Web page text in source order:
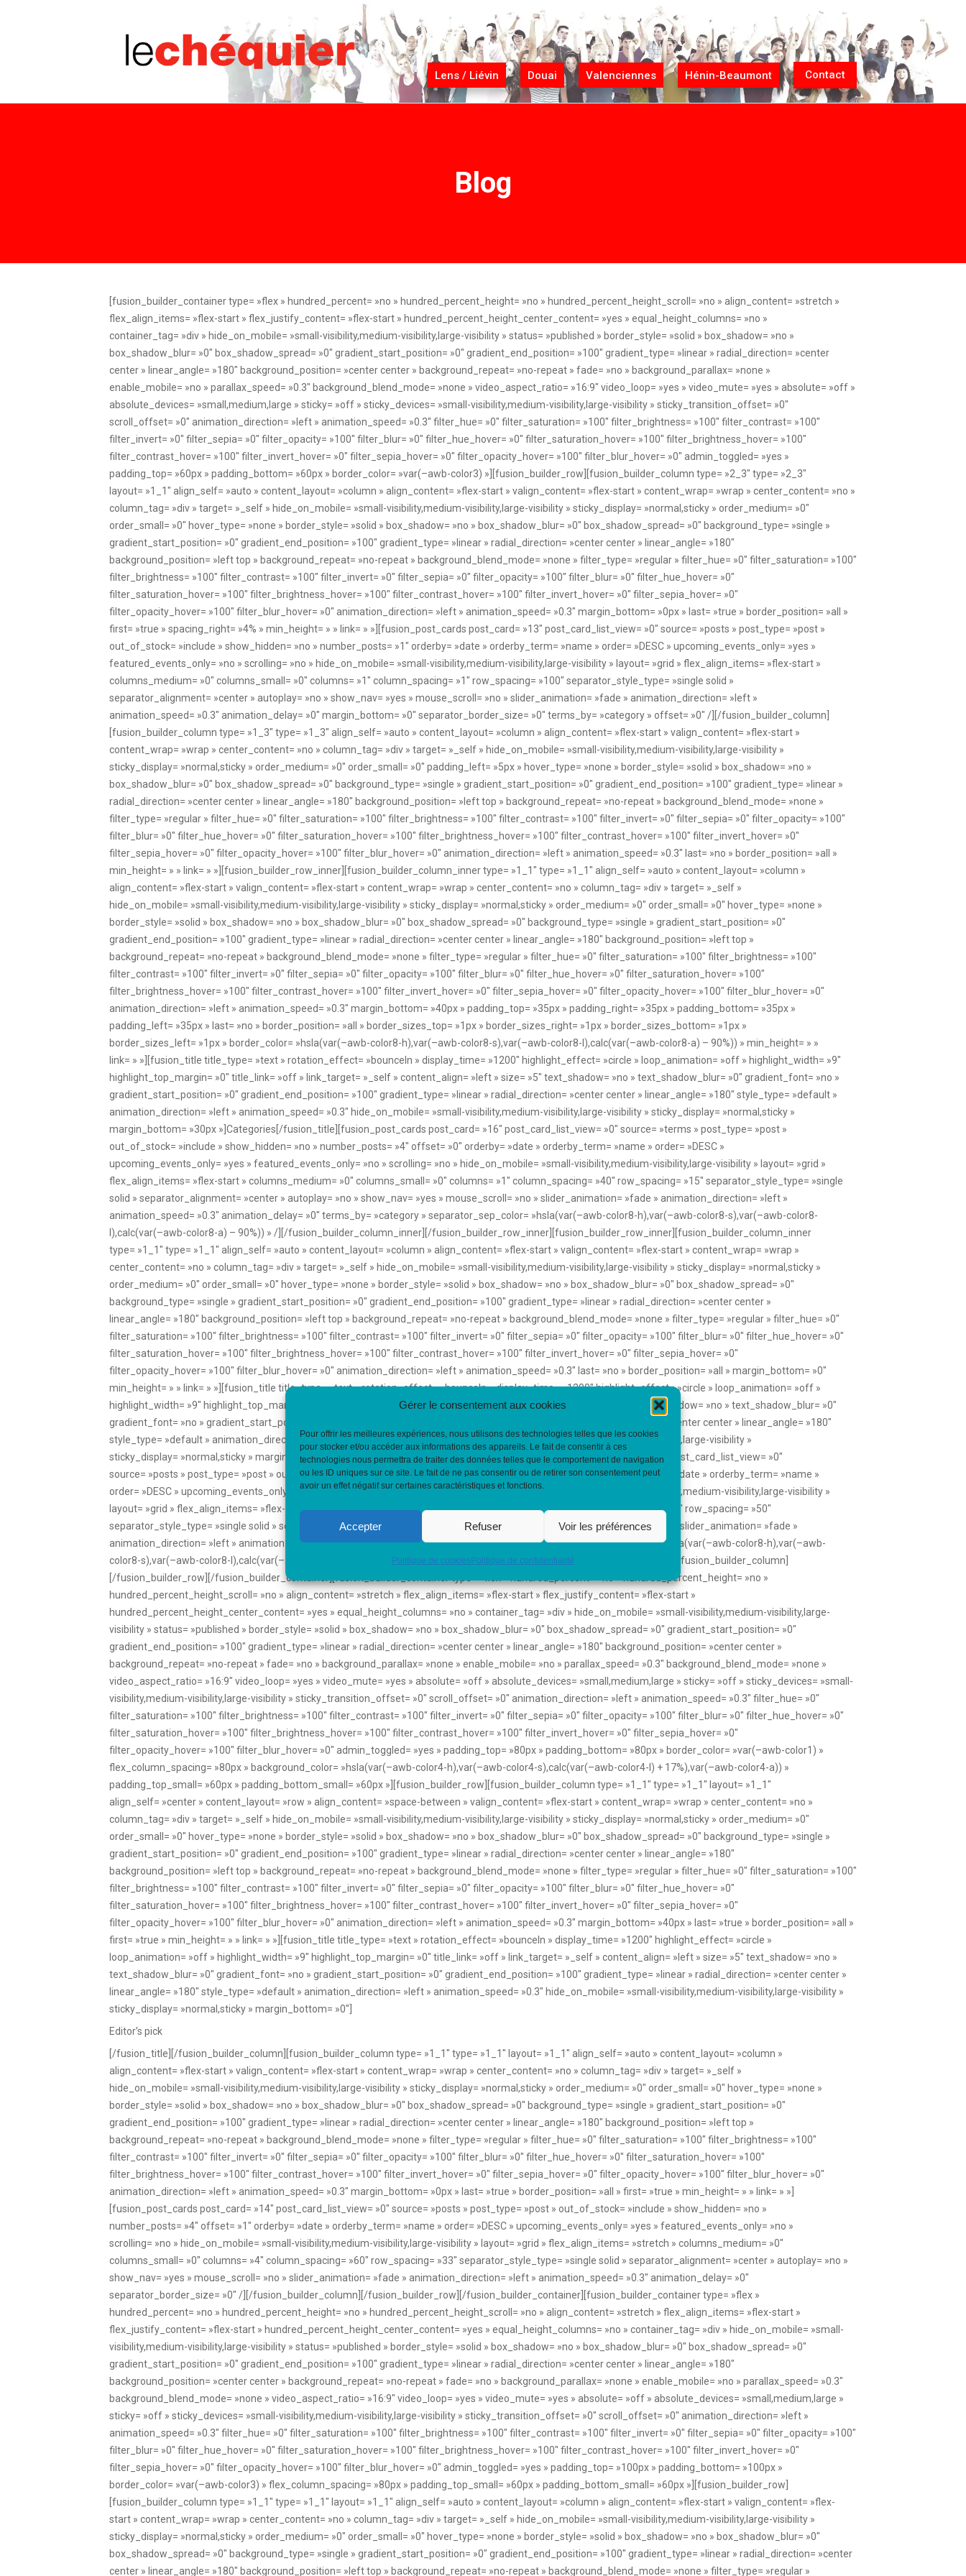
Gérer le consentement aux cookies
Pour offrir les meilleures expériences, nous utilisons des technologies telles que les cookies
pour stocker et/ou accéder aux informations des appareils. Le fait de consentir à ces
technologies nous permettra de traiter des données telles que le comportement de navigation
ou les ID uniques sur ce site. Le fait de ne pas consentir ou de retirer son consentement peut
avoir un effet négatif sur certaines caractéristiques et fonctions.
Accepter Refuser Voir les préférences
Politique de cookies Politique de confidentialité
Lens / Liévin Douai Valenciennes Hénin-Beaumont Contact
Blog
[fusion_builder_container type= »flex » hundred_percent= »no » hundred_percent_height= »no » hundred_percent_height_scroll= »no » align_content= »stretch » flex_align_items= »flex-start » flex_justify_content= »flex-start » hundred_percent_height_center_content= »yes » equal_height_columns= »no » container_tag= »div » hide_on_mobile= »small-visibility,medium-visibility,large-visibility » status= »published » border_style= »solid » box_shadow= »no » box_shadow_blur= »0″ box_shadow_spread= »0″ gradient_start_position= »0″ gradient_end_position= »100″ gradient_type= »linear » radial_direction= »center center » linear_angle= »180″ background_position= »center center » background_repeat= »no-repeat » fade= »no » background_parallax= »none » enable_mobile= »no » parallax_speed= »0.3″ background_blend_mode= »none » video_aspect_ratio= »16:9″ video_loop= »yes » video_mute= »yes » absolute= »off » absolute_devices= »small,medium,large » sticky= »off » sticky_devices= »small-visibility,medium-visibility,large-visibility » sticky_transition_offset= »0″ scroll_offset= »0″ animation_direction= »left » animation_speed= »0.3″ filter_hue= »0″ filter_saturation= »100″ filter_brightness= »100″ filter_contrast= »100″ filter_invert= »0″ filter_sepia= »0″ filter_opacity= »100″ filter_blur= »0″ filter_hue_hover= »0″ filter_saturation_hover= »100″ filter_brightness_hover= »100″ filter_contrast_hover= »100″ filter_invert_hover= »0″ filter_sepia_hover= »0″ filter_opacity_hover= »100″ filter_blur_hover= »0″ admin_toggled= »yes » padding_top= »60px » padding_bottom= »60px » border_color= »var(–awb-color3) »][fusion_builder_row][fusion_builder_column type= »2_3″ type= »2_3″ layout= »1_1″ align_self= »auto » content_layout= »column » align_content= »flex-start » valign_content= »flex-start » content_wrap= »wrap » center_content= »no » column_tag= »div » target= »_self » hide_on_mobile= »small-visibility,medium-visibility,large-visibility » sticky_display= »normal,sticky » order_medium= »0″ order_small= »0″ hover_type= »none » border_style= »solid » box_shadow= »no » box_shadow_blur= »0″ box_shadow_spread= »0″ background_type= »single » gradient_start_position= »0″ gradient_end_position= »100″ gradient_type= »linear » radial_direction= »center center » linear_angle= »180″ background_position= »left top » background_repeat= »no-repeat » background_blend_mode= »none » filter_type= »regular » filter_hue= »0″ filter_saturation= »100″ filter_brightness= »100″ filter_contrast= »100″ filter_invert= »0″ filter_sepia= »0″ filter_opacity= »100″ filter_blur= »0″ filter_hue_hover= »0″ filter_saturation_hover= »100″ filter_brightness_hover= »100″ filter_contrast_hover= »100″ filter_invert_hover= »0″ filter_sepia_hover= »0″ filter_opacity_hover= »100″ filter_blur_hover= »0″ animation_direction= »left » animation_speed= »0.3″ margin_bottom= »0px » last= »true » border_position= »all » first= »true » spacing_right= »4% » min_height= » » link= » »][fusion_post_cards post_card= »13″ post_card_list_view= »0″ source= »posts » post_type= »post » out_of_stock= »include » show_hidden= »no » number_posts= »1″ orderby= »date » orderby_term= »name » order= »DESC » upcoming_events_only= »yes » featured_events_only= »no » scrolling= »no » hide_on_mobile= »small-visibility,medium-visibility,large-visibility » layout= »grid » flex_align_items= »flex-start » columns_medium= »0″ columns_small= »0″ columns= »1″ column_spacing= »1″ row_spacing= »100″ separator_style_type= »single solid » separator_alignment= »center » autoplay= »no » show_nav= »yes » mouse_scroll= »no » slider_animation= »fade » animation_direction= »left » animation_speed= »0.3″ animation_delay= »0″ margin_bottom= »0″ separator_border_size= »0″ terms_by= »category » offset= »0″ /][/fusion_builder_column][fusion_builder_column type= »1_3″ type= »1_3″ align_self= »auto » content_layout= »column » align_content= »flex-start » valign_content= »flex-start » content_wrap= »wrap » center_content= »no » column_tag= »div » target= »_self » hide_on_mobile= »small-visibility,medium-visibility,large-visibility » sticky_display= »normal,sticky » order_medium= »0″ order_small= »0″ padding_left= »5px » hover_type= »none » border_style= »solid » box_shadow= »no » box_shadow_blur= »0″ box_shadow_spread= »0″ background_type= »single » gradient_start_position= »0″ gradient_end_position= »100″ gradient_type= »linear » radial_direction= »center center » linear_angle= »180″ background_position= »left top » background_repeat= »no-repeat » background_blend_mode= »none » filter_type= »regular » filter_hue= »0″ filter_saturation= »100″ filter_brightness= »100″ filter_contrast= »100″ filter_invert= »0″ filter_sepia= »0″ filter_opacity= »100″ filter_blur= »0″ filter_hue_hover= »0″ filter_saturation_hover= »100″ filter_brightness_hover= »100″ filter_contrast_hover= »100″ filter_invert_hover= »0″ filter_sepia_hover= »0″ filter_opacity_hover= »100″ filter_blur_hover= »0″ animation_direction= »left » animation_speed= »0.3″ last= »no » border_position= »all » min_height= » » link= » »][fusion_builder_row_inner][fusion_builder_column_inner type= »1_1″ type= »1_1″ align_self= »auto » content_layout= »column » align_content= »flex-start » valign_content= »flex-start » content_wrap= »wrap » center_content= »no » column_tag= »div » target= »_self » hide_on_mobile= »small-visibility,medium-visibility,large-visibility » sticky_display= »normal,sticky » order_medium= »0″ order_small= »0″ hover_type= »none » border_style= »solid » box_shadow= »no » box_shadow_blur= »0″ box_shadow_spread= »0″ background_type= »single » gradient_start_position= »0″ gradient_end_position= »100″ gradient_type= »linear » radial_direction= »center center » linear_angle= »180″ background_position= »left top » background_repeat= »no-repeat » background_blend_mode= »none » filter_type= »regular » filter_hue= »0″ filter_saturation= »100″ filter_brightness= »100″ filter_contrast= »100″ filter_invert= »0″ filter_sepia= »0″ filter_opacity= »100″ filter_blur= »0″ filter_hue_hover= »0″ filter_saturation_hover= »100″ filter_brightness_hover= »100″ filter_contrast_hover= »100″ filter_invert_hover= »0″ filter_sepia_hover= »0″ filter_opacity_hover= »100″ filter_blur_hover= »0″ animation_direction= »left » animation_speed= »0.3″ margin_bottom= »40px » padding_top= »35px » padding_right= »35px » padding_bottom= »35px » padding_left= »35px » last= »no » border_position= »all » border_sizes_top= »1px » border_sizes_right= »1px » border_sizes_bottom= »1px » border_sizes_left= »1px » border_color= »hsla(var(–awb-color8-h),var(–awb-color8-s),var(–awb-color8-l),calc(var(–awb-color8-a) – 90%)) » min_height= » » link= » »][fusion_title title_type= »text » rotation_effect= »bounceIn » display_time= »1200″ highlight_effect= »circle » loop_animation= »off » highlight_width= »9″ highlight_top_margin= »0″ title_link= »off » link_target= »_self » content_align= »left » size= »5″ text_shadow= »no » text_shadow_blur= »0″ gradient_font= »no » gradient_start_position= »0″ gradient_end_position= »100″ gradient_type= »linear » radial_direction= »center center » linear_angle= »180″ style_type= »default » animation_direction= »left » animation_speed= »0.3″ hide_on_mobile= »small-visibility,medium-visibility,large-visibility » sticky_display= »normal,sticky » margin_bottom= »30px »]Categories[/fusion_title][fusion_post_cards post_card= »16″ post_card_list_view= »0″ source= »terms » post_type= »post » out_of_stock= »include » show_hidden= »no » number_posts= »4″ offset= »0″ orderby= »date » orderby_term= »name » order= »DESC » upcoming_events_only= »yes » featured_events_only= »no » scrolling= »no » hide_on_mobile= »small-visibility,medium-visibility,large-visibility » layout= »grid » flex_align_items= »flex-start » columns_medium= »0″ columns_small= »0″ columns= »1″ column_spacing= »40″ row_spacing= »15″ separator_style_type= »single solid » separator_alignment= »center » autoplay= »no » show_nav= »yes » mouse_scroll= »no » slider_animation= »fade » animation_direction= »left » animation_speed= »0.3″ animation_delay= »0″ terms_by= »category » separator_sep_color= »hsla(var(–awb-color8-h),var(–awb-color8-s),var(–awb-color8-l),calc(var(–awb-color8-a) – 90%)) » /][/fusion_builder_column_inner][/fusion_builder_row_inner][fusion_builder_row_inner][fusion_builder_column_inner type= »1_1″ type= »1_1″ align_self= »auto » content_layout= »column » align_content= »flex-start » valign_content= »flex-start » content_wrap= »wrap » center_content= »no » column_tag= »div » target= »_self » hide_on_mobile= »small-visibility,medium-visibility,large-visibility » sticky_display= »normal,sticky » order_medium= »0″ order_small= »0″ hover_type= »none » border_style= »solid » box_shadow= »no » box_shadow_blur= »0″ box_shadow_spread= »0″ background_type= »single » gradient_start_position= »0″ gradient_end_position= »100″ gradient_type= »linear » radial_direction= »center center » linear_angle= »180″ background_position= »left top » background_repeat= »no-repeat » background_blend_mode= »none » filter_type= »regular » filter_hue= »0″ filter_saturation= »100″ filter_brightness= »100″ filter_contrast= »100″ filter_invert= »0″ filter_sepia= »0″ filter_opacity= »100″ filter_blur= »0″ filter_hue_hover= »0″ filter_saturation_hover= »100″ filter_brightness_hover= »100″ filter_contrast_hover= »100″ filter_invert_hover= »0″ filter_sepia_hover= »0″ filter_opacity_hover= »100″ filter_blur_hover= »0″ animation_direction= »left » animation_speed= »0.3″ last= »no » border_position= »all » margin_bottom= »0″ min_height= » » link= » »][fusion_title title_type= »text » rotation_effect= »bounceIn » display_time= »1200″ highlight_effect= »circle » loop_animation= »off » highlight_width= »9″ highlight_top_margin= »0″ title_link= »off » link_target= »_self » content_align= »left » size= »5″ text_shadow= »no » text_shadow_blur= »0″ gradient_font= »no » gradient_start_position= »0″ gradient_end_position= »100″ gradient_type= »linear » radial_directio
Editor’s pick
[/fusion_title][/fusion_builder_column][fusion_builder_column type= »1_1″ type= »1_1″ layout= »1_1″ align_self= »auto » content_layout= »column »
align_content= »flex-start » valign_content= »flex-start » content_wrap= »wrap » center_content= »no » column_tag= »div » target= »_self »
hide_on_mobile= »small-visibility,medium-visibility,large-visibility » sticky_display= »normal,sticky » order_medium= »0″ order_small= »0″ hover_type= »none »
border_style= »solid » box_shadow= »no » box_shadow_blur= »0″ box_shadow_spread= »0″ background_type= »single » gradient_start_position= »0″
gradient_end_position= »100″ gradient_type= »linear » radial_direction= »center center » linear_angle= »180″ background_position= »left top »
background_repeat= »no-repeat » background_blend_mode= »none » filter_type= »regular » filter_hue= »0″ filter_saturation= »100″ filter_brightness= »100″
filter_contrast= »100″ filter_invert= »0″ filter_sepia= »0″ filter_opacity= »100″ filter_blur= »0″ filter_hue_hover= »0″ filter_saturation_hover= »100″
filter_brightness_hover= »100″ filter_contrast_hover= »100″ filter_invert_hover= »0″ filter_sepia_hover= »0″ filter_opacity_hover= »100″ filter_blur_hover= »0″
animation_direction= »left » animation_speed= »0.3″ margin_bottom= »0px » last= »true » border_position= »all » first= »true » min_height= » » link= » »]
[fusion_post_cards post_card= »14″ post_card_list_view= »0″ source= »posts » post_type= »post » out_of_stock= »include » show_hidden= »no »
number_posts= »4″ offset= »1″ orderby= »date » orderby_term= »name » order= »DESC » upcoming_events_only= »yes » featured_events_only= »no »
scrolling= »no » hide_on_mobile= »small-visibility,medium-visibility,large-visibility » layout= »grid » flex_align_items= »stretch » columns_medium= »0″
columns_small= »0″ columns= »4″ column_spacing= »60″ row_spacing= »33″ separator_style_type= »single solid » separator_alignment= »center » autoplay= »no »
show_nav= »yes » mouse_scroll= »no » slider_animation= »fade » animation_direction= »left » animation_speed= »0.3″ animation_delay= »0″
separator_border_size= »0″ /][/fusion_builder_column][/fusion_builder_row][/fusion_builder_container][fusion_builder_container type= »flex »
hundred_percent= »no » hundred_percent_height= »no » hundred_percent_height_scroll= »no » align_content= »stretch » flex_align_items= »flex-start »
flex_justify_content= »flex-start » hundred_percent_height_center_content= »yes » equal_height_columns= »no » container_tag= »div » hide_on_mobile= »small-
visibility,medium-visibility,large-visibility » status= »published » border_style= »solid » box_shadow= »no » box_shadow_blur= »0″ box_shadow_spread= »0″
gradient_start_position= »0″ gradient_end_position= »100″ gradient_type= »linear » radial_direction= »center center » linear_angle= »180″
background_position= »center center » background_repeat= »no-repeat » fade= »no » background_parallax= »none » enable_mobile= »no » parallax_speed= »0.3″
background_blend_mode= »none » video_aspect_ratio= »16:9″ video_loop= »yes » video_mute= »yes » absolute= »off » absolute_devices= »small,medium,large »
sticky= »off » sticky_devices= »small-visibility,medium-visibility,large-visibility » sticky_transition_offset= »0″ scroll_offset= »0″ animation_direction= »left »
animation_speed= »0.3″ filter_hue= »0″ filter_saturation= »100″ filter_brightness= »100″ filter_contrast= »100″ filter_invert= »0″ filter_sepia= »0″ filter_opacity= »100″
filter_blur= »0″ filter_hue_hover= »0″ filter_saturation_hover= »100″ filter_brightness_hover= »100″ filter_contrast_hover= »100″ filter_invert_hover= »0″
filter_sepia_hover= »0″ filter_opacity_hover= »100″ filter_blur_hover= »0″ admin_toggled= »yes » padding_top= »100px » padding_bottom= »100px »
border_color= »var(–awb-color3) » flex_column_spacing= »80px » padding_top_small= »60px » padding_bottom_small= »60px »][fusion_builder_row]
[fusion_builder_column type= »1_1″ type= »1_1″ layout= »1_1″ align_self= »auto » content_layout= »column » align_content= »flex-start » valign_content= »flex-
start » content_wrap= »wrap » center_content= »no » column_tag= »div » target= »_self » hide_on_mobile= »small-visibility,medium-visibility,large-visibility »
sticky_display= »normal,sticky » order_medium= »0″ order_small= »0″ hover_type= »none » border_style= »solid » box_shadow= »no » box_shadow_blur= »0″
box_shadow_spread= »0″ background_type= »single » gradient_start_position= »0″ gradient_end_position= »100″ gradient_type= »linear » radial_direction= »center
center » linear_angle= »180″ background_position= »left top » background_repeat= »no-repeat » background_blend_mode= »none » filter_type= »regular »